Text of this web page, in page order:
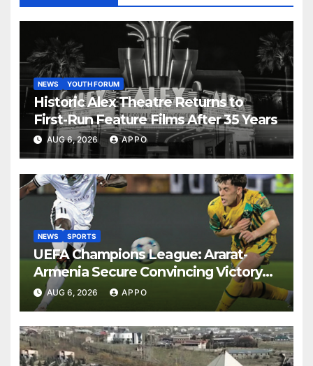
NEWS YOUTH FORUM
Historic Alex Theatre Returns to
First-Run Feature Films After 35 Years
AUG 6, 2026 APPO
NEWS SPORTS
UEFA Champions League: Ararat-
Armenia Secure Convincing Victory
Over Shamrock Rovers 2-0
AUG 6, 2026 APPO